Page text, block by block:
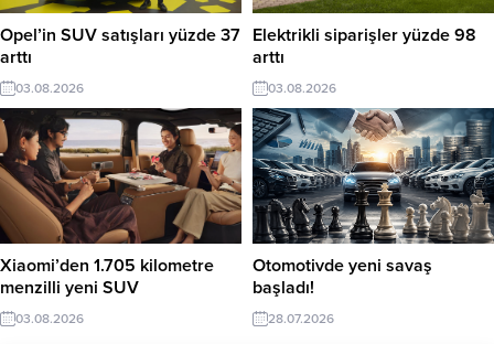
Opel’in SUV satışları yüzde 37
arttı
03.08.2026
Elektrikli siparişler yüzde 98
arttı
03.08.2026
Xiaomi’den 1.705 kilometre
menzilli yeni SUV
03.08.2026
Otomotivde yeni savaş
başladı!
28.07.2026